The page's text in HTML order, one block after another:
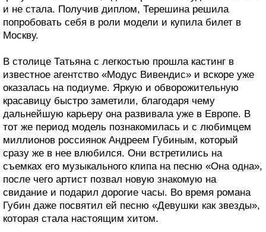
и не стала. Получив диплом, Терешина решила
попробовать себя в роли модели и купила билет в
Москву.
В столице Татьяна с легкостью прошла кастинг в
известное агентство «Модус Вивендис» и вскоре уже
оказалась на подиуме. Яркую и обворожительную
красавицу быстро заметили, благодаря чему
дальнейшую карьеру она развивала уже в Европе. В
тот же период модель познакомилась и с любимцем
миллионов россиянок Андреем Губиным, который
сразу же в нее влюбился. Они встретились на
съемках его музыкального клипа на песню «Она одна»,
после чего артист позвал новую знакомую на
свидание и подарил дорогие часы. Во время романа
Губин даже посвятил ей песню «Девушки как звезды»,
которая стала настоящим хитом.